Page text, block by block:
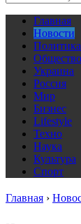
Главная
Новости
Политика
Общество
Украина
Россия
Мир
Бизнес
Lifestyle
Техно
Наука
Культура
Спорт
Главная ›